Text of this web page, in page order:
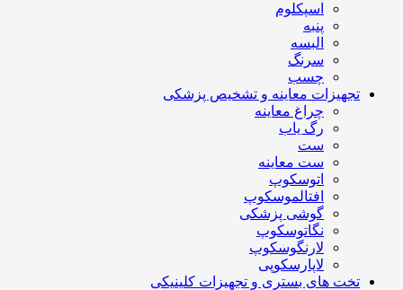
اسپکلوم
پنبه
البسه
سرنگ
چسب
تجهیزات معاینه و تشخیص پزشکی
چراغ معاینه
رگ یاب
ست
ست معاینه
اتوسکوپ
افتالموسکوپ
گوشی پزشکی
نگاتوسکوپ
لارنگوسکوپ
لاپارسکوپی
تخت های بستری و تجهیزات کلینیکی